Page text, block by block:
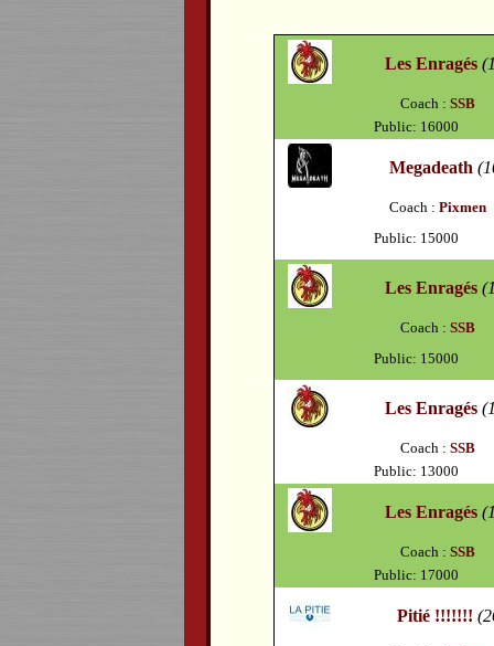
Les Enragés
Coach :SSB
Public: 16000
Megadeath
Coach :Pixmen
Public: 15000
Les Enragés
Coach :SSB
Public: 15000
Les Enragés
Coach :SSB
Public: 13000
Les Enragés
Coach :SSB
Public: 17000
Pitié !!!!!!!